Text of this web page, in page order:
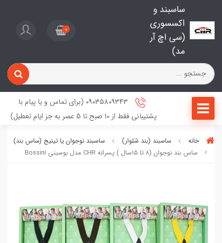
ساسبند و
اکسسوری
(سی اچ آر
مد)
0
09035809343 (برای تماس و یا پیام با
پشتیبانی فقط از 10 صبح تا 5 عصر به جز ایام تعطیل)
خانه ساسبند (بند شلوار)
ساسبند نوجوان یا تینیج (ساس‌ بند)
ساس بند نوجوان (۸ تا ۱۵سال ) پسرانه CHR مدل بوسینی Bossini